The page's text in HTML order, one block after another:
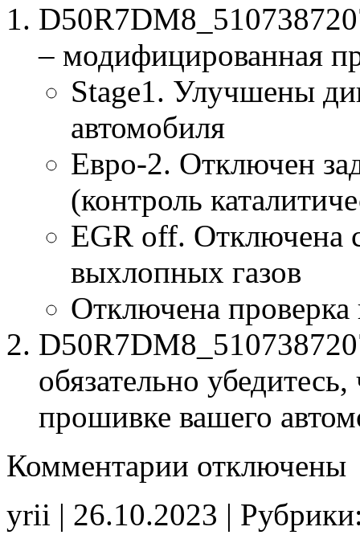
– модифицированная
Stage1. Улучшены
автомобиля
Евро-2. Отключен
(контроль
EGR off. Отключена
выхлопных газов
Отключена
обязательно
прошивке вашего
Комментарии записи
Stage1
E2(EGR_off)
отключены
yrii | 26.10.2023 |